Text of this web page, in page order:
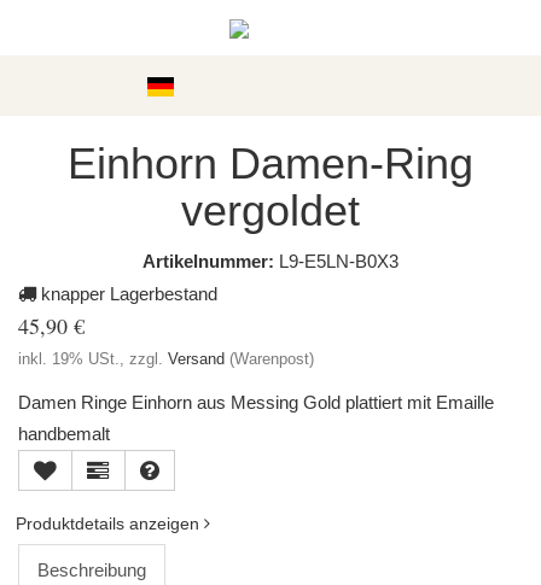
Einhorn Damen-Ring
vergoldet
Artikelnummer: L9-E5LN-B0X3
knapper Lagerbestand
45,90 €
inkl. 19% USt., zzgl. Versand (Warenpost)
Damen Ringe Einhorn aus Messing Gold plattiert mit Emaille
handbemalt
Produktdetails anzeigen
Beschreibung